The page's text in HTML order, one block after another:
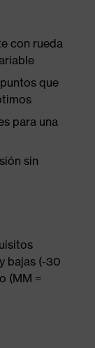
con rueda
que
para una
sin
bajas (-30
(MM =